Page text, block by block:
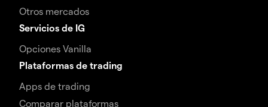
Otros mercados
Servicios de IG
Opciones Vanilla
Plataformas de trading
Apps de trading
Comparar plataformas